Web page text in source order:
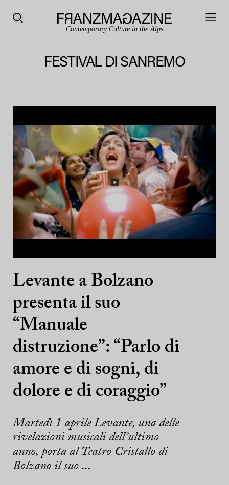
Contemporary Culture in the Alps
FESTIVAL DI SANREMO
Levante a Bolzano
presenta il suo
“Manuale
distruzione”: “Parlo di
amore e di sogni, di
dolore e di coraggio”
Martedì 1 aprile Levante, una delle
rivelazioni musicali dell’ultimo
anno, porta al Teatro Cristallo di
Bolzano il suo ...